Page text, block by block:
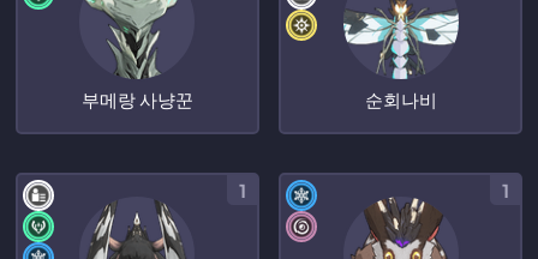
부메랑 사냥꾼 순회나비
1 1